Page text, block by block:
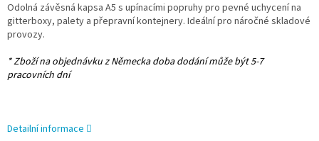
Odolná závěsná kapsa A5 s upínacími popruhy pro pevné uchycení na
gitterboxy, palety a přepravní kontejnery. Ideální pro náročné skladové
provozy.
* Zboží na objednávku z Německa doba dodání může být 5-7
pracovních dní
Detailní informace